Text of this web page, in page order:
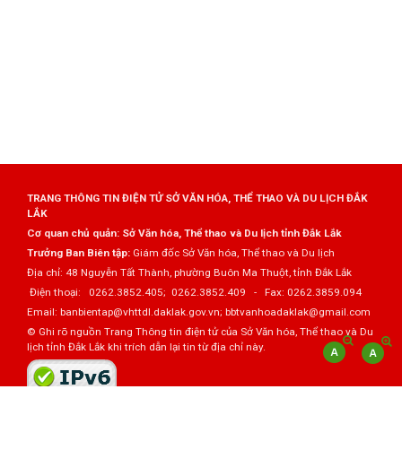
TRANG THÔNG TIN ĐIỆN TỬ SỞ VĂN HÓA, THỂ THAO VÀ DU LỊCH ĐẮK
LẮK
Cơ quan chủ quản: Sở Văn hóa, Thể thao và Du lịch tỉnh Đắk Lắk
Trưởng Ban Biên tập: Giám đốc Sở Văn hóa, Thể thao và Du lịch
Địa chỉ: 48 Nguyễn Tất Thành, phường Buôn Ma Thuột, tỉnh Đắk Lắk
Điện thoại: 0262.3852.405; 0262.3852.409 - Fax: 0262.3859.094
Email: banbientap@vhttdl.daklak.gov.vn; bbtvanhoadaklak@gmail.com
© Ghi rõ nguồn Trang Thông tin điện tử của Sở Văn hóa, Thể thao và Du
lịch tỉnh Đắk Lắk khi trích dẫn lại tin từ địa chỉ này.